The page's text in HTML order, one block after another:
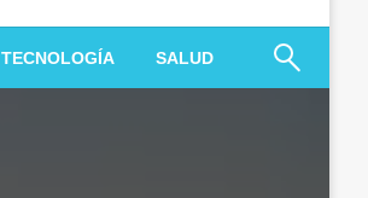
TECNOLOGÍA SALUD